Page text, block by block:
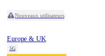
Nouveaux utilisateurs
Europe & UK
5G